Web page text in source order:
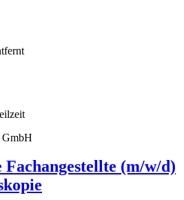
GmbH
(m/w/d)